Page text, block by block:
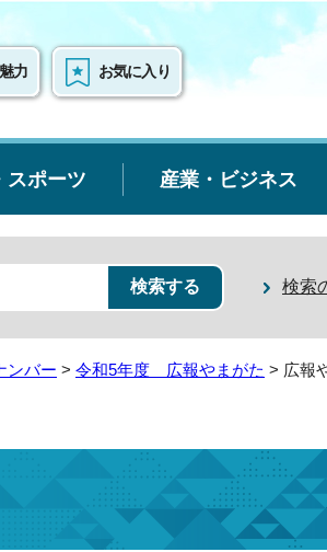
力 お気に入り
スポーツ 産業・ビジネス
検索
ンバー > 令和5年度 広報やまがた > 広報